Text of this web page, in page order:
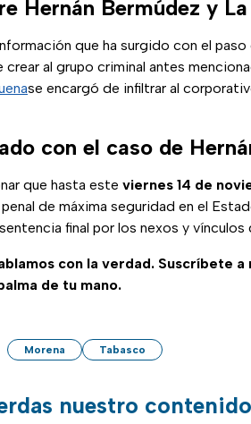
Hernán Bermúdez y
que ha surgido con el paso
crear al grupo criminal antes
se encargó de infiltrar al
con el caso de
que hasta este viernes 14 de
de máxima seguridad en el
final por los nexos y vínculos
con la verdad. Suscríbete a
de tu mano.
Morena Tabasco
nuestro